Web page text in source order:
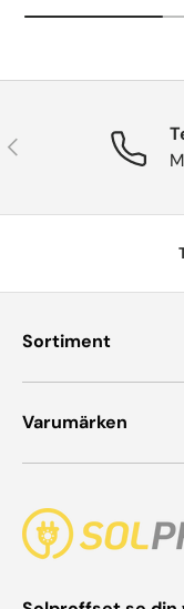
Tidigare
Sortiment
Varumärken